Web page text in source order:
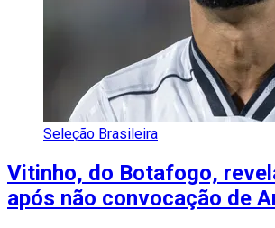
Seleção Brasileira
Vitinho, do Botafogo,
após não convocação de